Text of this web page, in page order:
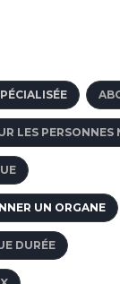
LES PERSONNES
UN ORGANE
DURÉE